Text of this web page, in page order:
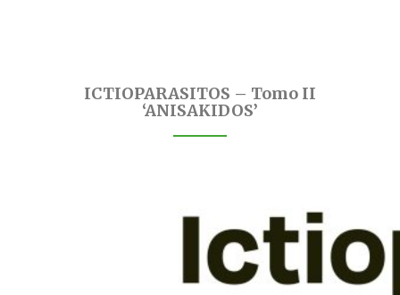
ICTIOPARASITOS – Tomo II
‘ANISAKIDOS’